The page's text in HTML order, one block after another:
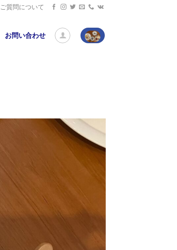
ご質問について
お問い合わせ